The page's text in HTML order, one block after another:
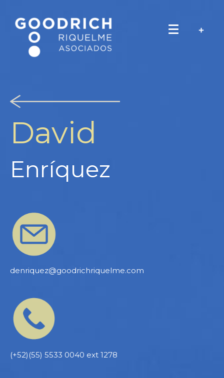
David
Enríquez
denriquez@goodrichriquelme.com
(+52)(55) 5533 0040 ext 1278